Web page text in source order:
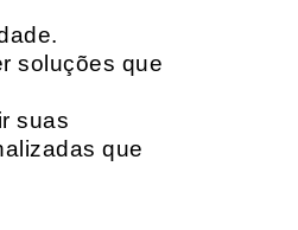
soluções que
suas
que